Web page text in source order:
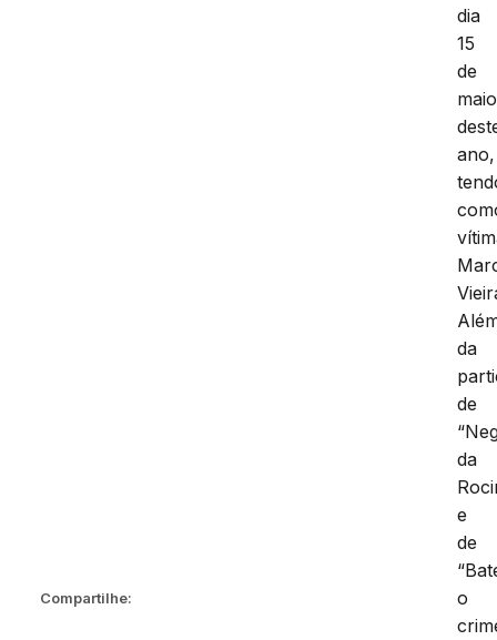
Compartilhe:
dia
15
de
maio
ano,
da
de
da
e
de
o